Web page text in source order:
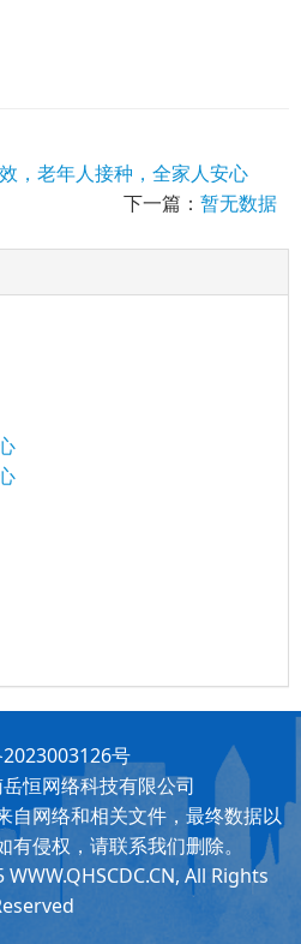
，老年人接种，全家人安心
下一篇： 暂无数据
号
恒网络科技有限公司
自网络和相关文件，最终数据以
侵权，请联系我们删除。
WWW.QHSCDC.CN, All Rights